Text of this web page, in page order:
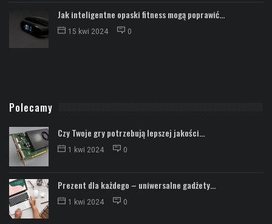
Jak inteligentne opaski fitness mogą poprawić...
15 kwi 2024 0
Polecamy
Czy Twoje gry potrzebują lepszej jakości...
1 kwi 2024 0
Prezent dla każdego – uniwersalne gadżety...
1 kwi 2024 0